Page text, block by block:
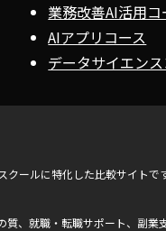
業務改善AI活用コ
AIアプリコース
データサイエン
ールに特化した比較サイト
、就職・転職サポート、副